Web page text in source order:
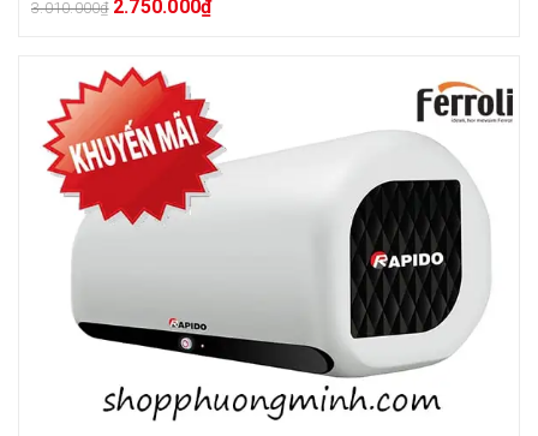
3.010.000₫ 2.750.000₫